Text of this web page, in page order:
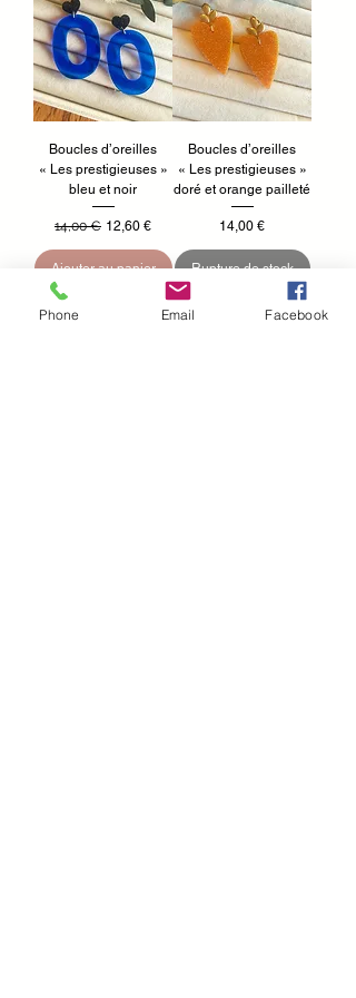
Boucles d’oreilles
« Les prestigieuses »
bleu et noir
Prix original
14,00 € Prix promotionnel
12,60 €
Ajouter au panier
Boucles d’oreilles
« Les prestigieuses »
doré et orange pailleté
Prix
14,00 €
Rupture de stock
SOLDES
SOLDES
Phone Email Facebook